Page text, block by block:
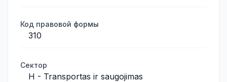
Код правовой формы
310
Сектор
H - Transportas ir saugojimas